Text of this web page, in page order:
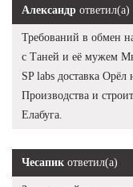
Александр ответил(а)
Требований в обмен
с Таней и её мужем
SP labs доставка
Производства и
Елабуга.
Чесапик ответил(а)